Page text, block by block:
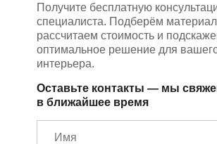
Получите бесплатную
специалиста. Подберём
рассчитаем стоимость и
оптимальное решение для
интерьера.
Оставьте контакты — мы
в ближайшее время